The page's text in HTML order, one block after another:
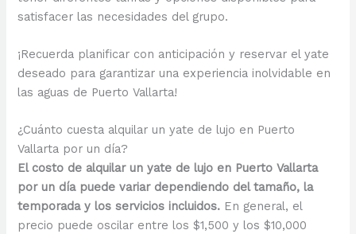
satisfacer las necesidades del grupo.
¡Recuerda planificar con anticipación y reservar el yate
deseado para garantizar una experiencia inolvidable en
las aguas de Puerto Vallarta!
¿Cuánto cuesta alquilar un yate de lujo en Puerto
Vallarta por un día?
El costo de alquilar un yate de lujo en Puerto Vallarta
por un día puede variar dependiendo del tamaño, la
temporada y los servicios incluidos. En general, el
precio puede oscilar entre los $1,500 y los $10,000